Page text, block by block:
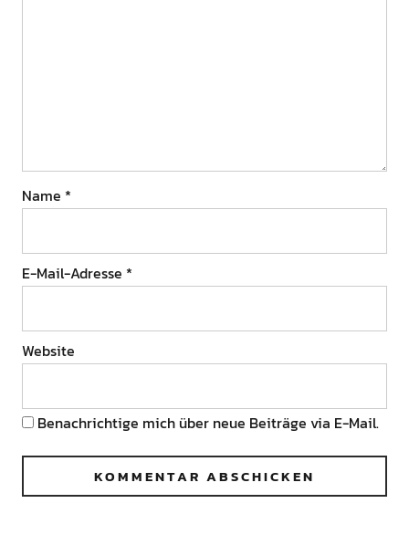
Name *
E-Mail-Adresse *
Website
Benachrichtige mich über neue Beiträge via E-Mail.